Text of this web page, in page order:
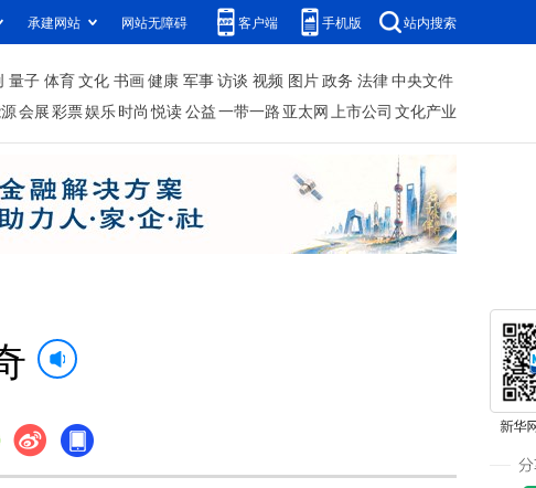
承建网站 网站无障碍 客户端 手机版 站内搜索
量子 体育文化 书画健康 军事访谈 视频 图片政务 法律中央文件
会展彩票娱乐时尚 悦读公益一带一路 亚太网上市公司 文化产业